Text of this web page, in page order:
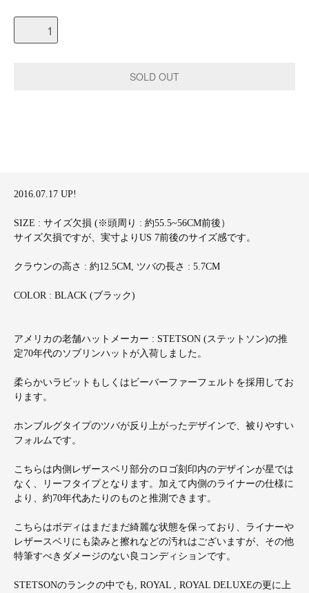
2016.07.17 UP!
SIZE : サイズ欠損 (※頭周り : 約55.5~56CM前後）
サイズ欠損ですが、実寸よりUS 7前後のサイズ感です。
クラウンの高さ : 約12.5CM, ツバの長さ : 5.7CM
COLOR : BLACK (ブラック)
アメリカの老舗ハットメーカー : STETSON (ステットソン)の推
定70年代のソブリンハットが入荷しました。
柔らかいラビットもしくはビーバーファーフェルトを採用してお
ります。
ホンブルグタイプのツバが反り上がったデザインで、被りやすい
フォルムです。
こちらは内側レザースベリ部分のロゴ刻印内のデザインが星では
なく、リーフタイプとなります。加えて内側のライナーの仕様に
より、約70年代あたりのものと推測できます。
こちらはボディはまだまだ綺麗な状態を保っており、ライナーや
レザースベリにも染みと擦れなどの汚れはございますが、その他
特筆すべきダメージのない良コンディションです。
STETSONのランクの中でも, ROYAL , ROYAL DELUXEの更に上